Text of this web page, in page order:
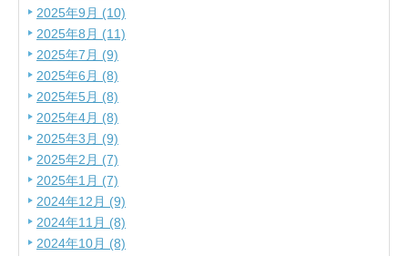
2025年9月 (10)
2025年8月 (11)
2025年7月 (9)
2025年6月 (8)
2025年5月 (8)
2025年4月 (8)
2025年3月 (9)
2025年2月 (7)
2025年1月 (7)
2024年12月 (9)
2024年11月 (8)
2024年10月 (8)